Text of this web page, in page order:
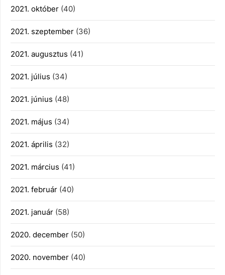
2021. október (40)
2021. szeptember (36)
2021. augusztus (41)
2021. július (34)
2021. június (48)
2021. május (34)
2021. április (32)
2021. március (41)
2021. február (40)
2021. január (58)
2020. december (50)
2020. november (40)